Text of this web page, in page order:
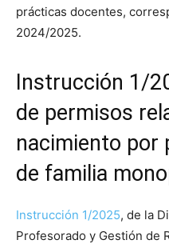
prácticas docentes,
2024/2025.
Instrucción 1/
de permisos
nacimiento por
de familia
Instrucción 1/2025, de la
Profesorado y Gestión de